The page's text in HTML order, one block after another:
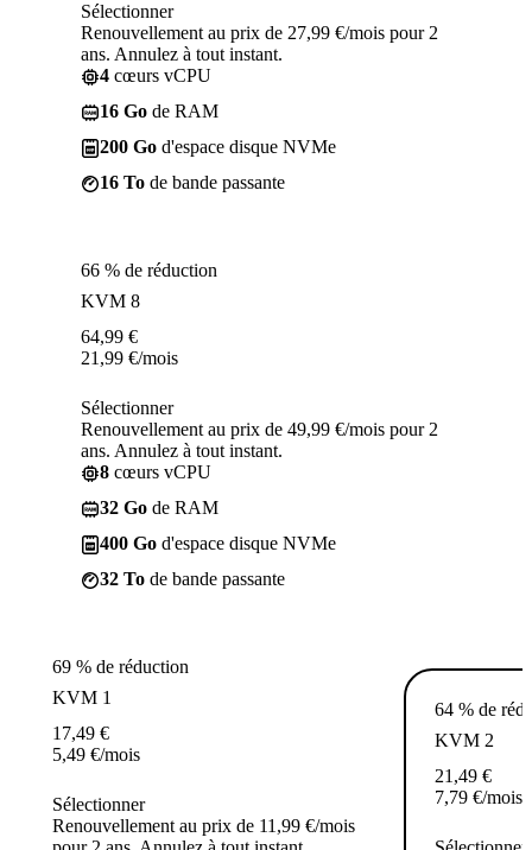
Sélectionner
Renouvellement au prix de 27,99 €/mois pour 2
ans. Annulez à tout instant.
4 cœurs vCPU
16 Go de RAM
200 Go d'espace disque NVMe
16 To de bande passante
66 % de réduction
KVM 8
64,99 €
21,99 €/mois
Sélectionner
Renouvellement au prix de 49,99 €/mois pour 2
ans. Annulez à tout instant.
8 cœurs vCPU
32 Go de RAM
400 Go d'espace disque NVMe
32 To de bande passante
69 % de réduction
KVM 1
17,49 €
5,49 €/mois
Sélectionner
Renouvellement au prix de 11,99 €/mois
64 % de
KVM 2
21,49 €
7,79 €/mois